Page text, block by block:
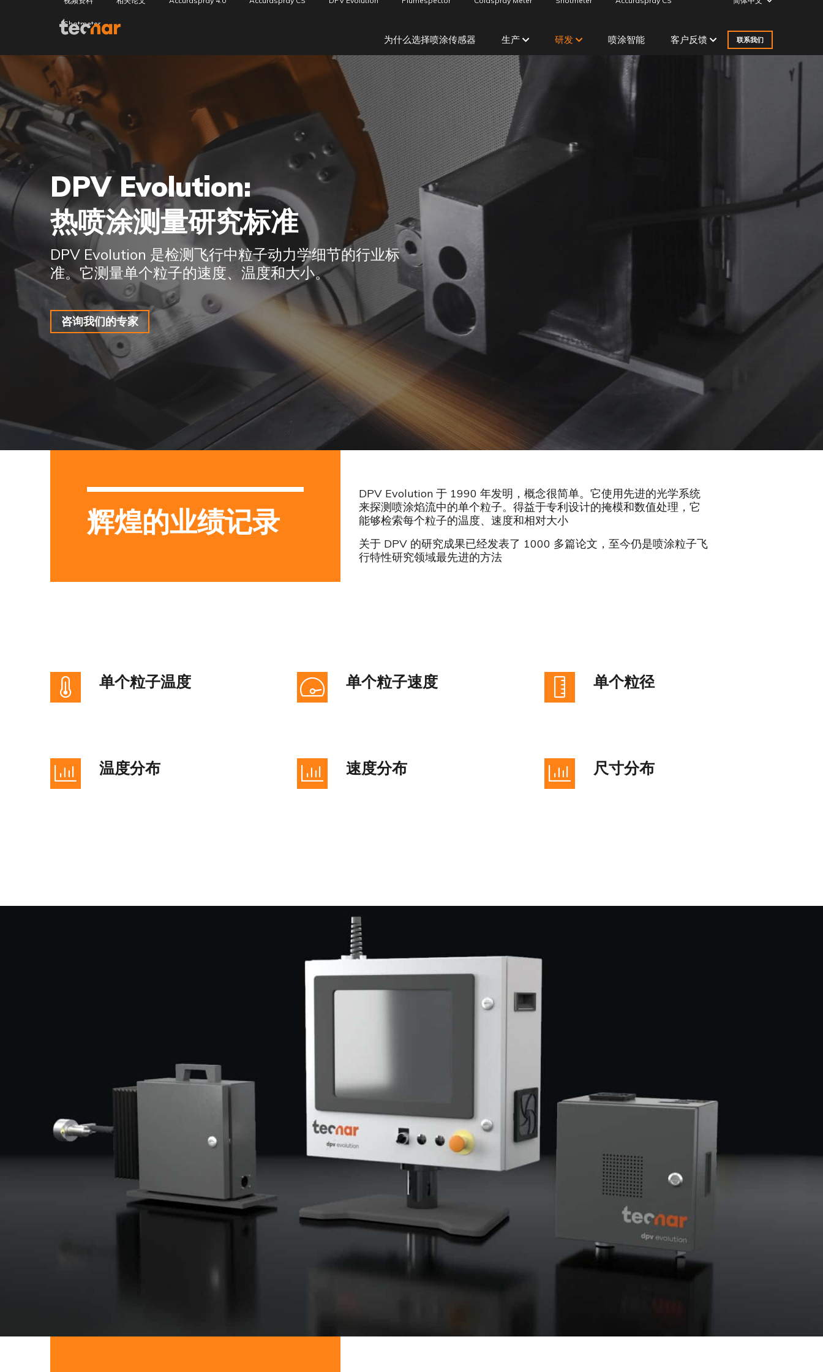
Shotmeter
Skip to content
为什么选择喷涂传感器 生产 研发 喷涂智能 客户反馈 联系我们
DPV Evolution:
热喷涂测量研究标准
DPV Evolution 是检测飞行中粒子动力学细节的行业标
准。它测量单个粒子的速度、温度和大小。
咨询我们的专家
辉煌的业绩记录
DPV Evolution 于 1990 年发明，概念很简单。它使用先进的光学系统
来探测喷涂焰流中的单个粒子。得益于专利设计的掩模和数值处理，它
能够检索每个粒子的温度、速度和相对大小
关于 DPV 的研究成果已经发表了 1000 多篇论文，至今仍是喷涂粒子飞
行特性研究领域最先进的方法
单个粒子温度 单个粒子速度 单个粒径
温度分布 速度分布 尺寸分布